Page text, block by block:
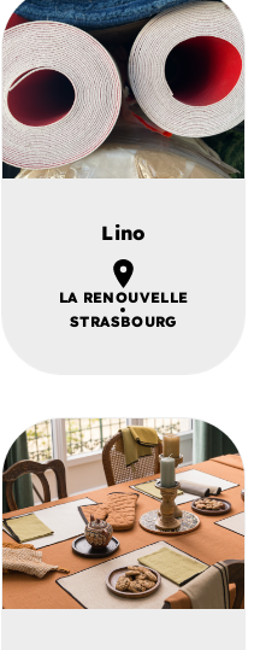
Lino
LA RENOUVELLE
STRASBOURG